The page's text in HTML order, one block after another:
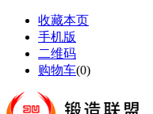
收藏本页
手机版
二维码
购物车(0)